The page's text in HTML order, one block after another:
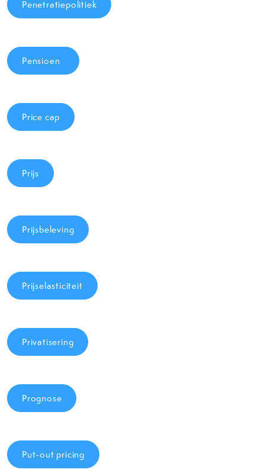
Penetratiepolitiek
Pensioen
Price cap
Prijs
Prijsbeleving
Prijselasticiteit
Privatisering
Prognose
Put-out pricing